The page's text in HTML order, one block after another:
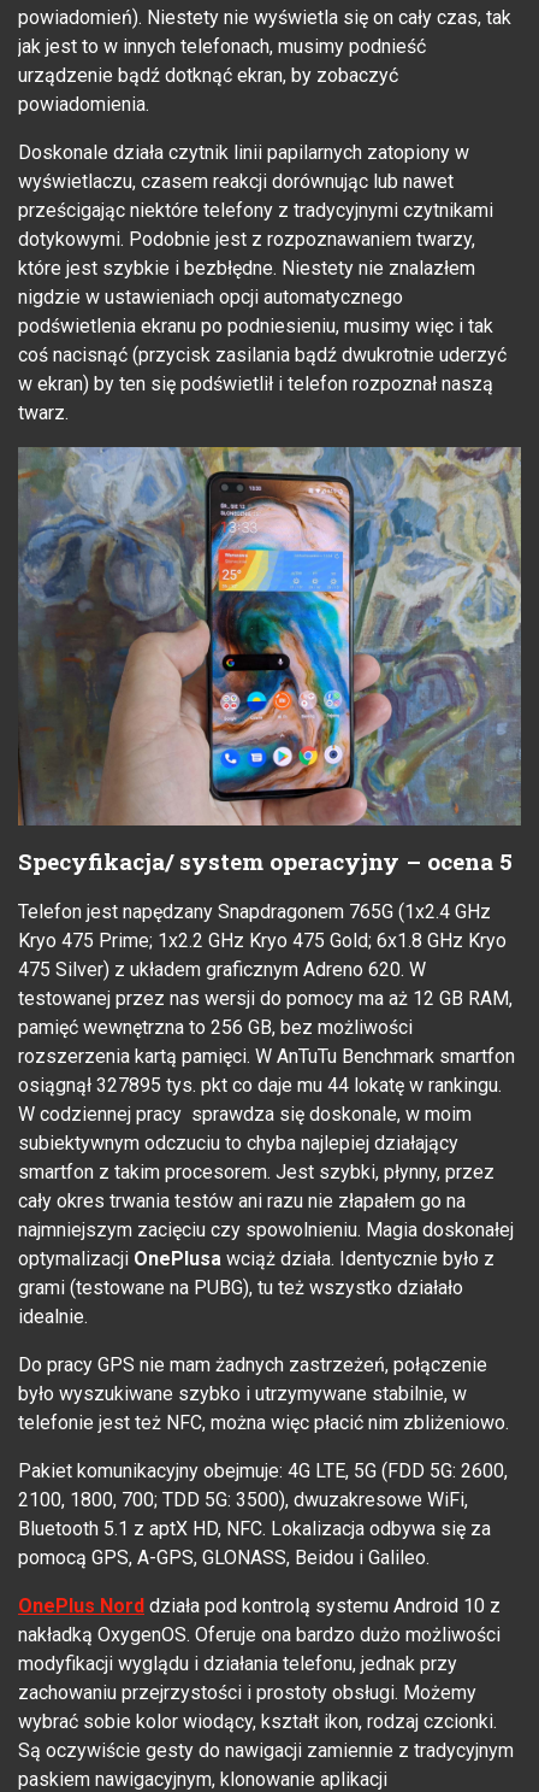
powiadomień). Niestety nie wyświetla się on cały czas, tak
jak jest to w innych telefonach, musimy podnieść
urządzenie bądź dotknąć ekran, by zobaczyć
powiadomienia.
Doskonale działa czytnik linii papilarnych zatopiony w
wyświetlaczu, czasem reakcji dorównując lub nawet
prześcigając niektóre telefony z tradycyjnymi czytnikami
dotykowymi. Podobnie jest z rozpoznawaniem twarzy,
które jest szybkie i bezbłędne. Niestety nie znalazłem
nigdzie w ustawieniach opcji automatycznego
podświetlenia ekranu po podniesieniu, musimy więc i tak
coś nacisnąć (przycisk zasilania bądź dwukrotnie uderzyć
w ekran) by ten się podświetlił i telefon rozpoznał naszą
twarz.
Specyfikacja/ system operacyjny – ocena 5
Telefon jest napędzany Snapdragonem 765G (1x2.4 GHz
Kryo 475 Prime; 1x2.2 GHz Kryo 475 Gold; 6x1.8 GHz Kryo
475 Silver) z układem graficznym Adreno 620. W
testowanej przez nas wersji do pomocy ma aż 12 GB RAM,
pamięć wewnętrzna to 256 GB, bez możliwości
rozszerzenia kartą pamięci. W AnTuTu Benchmark smartfon
osiągnął 327895 tys. pkt co daje mu 44 lokatę w rankingu.
W codziennej pracy sprawdza się doskonale, w moim
subiektywnym odczuciu to chyba najlepiej działający
smartfon z takim procesorem. Jest szybki, płynny, przez
cały okres trwania testów ani razu nie złapałem go na
najmniejszym zacięciu czy spowolnieniu. Magia doskonałej
optymalizacji OnePlusa wciąż działa. Identycznie było z
grami (testowane na PUBG), tu też wszystko działało
idealnie.
Do pracy GPS nie mam żadnych zastrzeżeń, połączenie
było wyszukiwane szybko i utrzymywane stabilnie, w
telefonie jest też NFC, można więc płacić nim zbliżeniowo.
Pakiet komunikacyjny obejmuje: 4G LTE, 5G (FDD 5G: 2600,
2100, 1800, 700; TDD 5G: 3500), dwuzakresowe WiFi,
Bluetooth 5.1 z aptX HD, NFC. Lokalizacja odbywa się za
pomocą GPS, A-GPS, GLONASS, Beidou i Galileo.
OnePlus Nord działa pod kontrolą systemu Android 10 z
nakładką OxygenOS. Oferuje ona bardzo dużo możliwości
modyfikacji wyglądu i działania telefonu, jednak przy
zachowaniu przejrzystości i prostoty obsługi. Możemy
wybrać sobie kolor wiodący, kształt ikon, rodzaj czcionki.
Są oczywiście gesty do nawigacji zamiennie z tradycyjnym
paskiem nawigacyjnym, klonowanie aplikacji